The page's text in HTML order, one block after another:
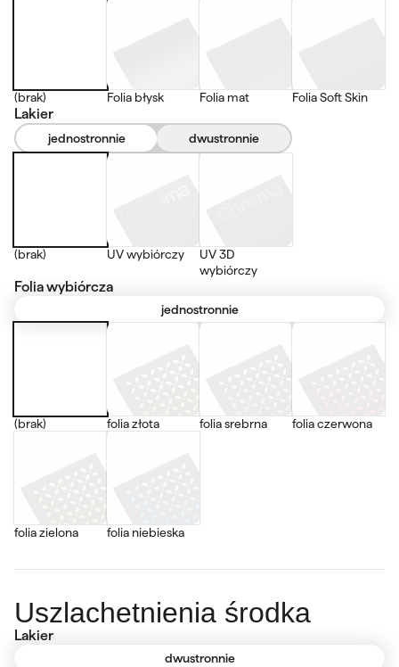
(brak) Folia błysk Folia mat Folia Soft Skin
Lakier
jednostronnie dwustronnie
(brak) UV wybiórczy
UV 3D
wybiórczy
Folia wybiórcza
jednostronnie
(brak) folia złota folia srebrna folia czerwona
folia zielona folia niebieska
Uszlachetnienia środka
Lakier
dwustronnie